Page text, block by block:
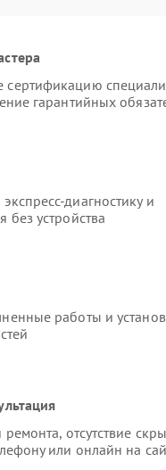
гарантийных
диагностику и
устройства
работы и
отсутствие
или онлайн на